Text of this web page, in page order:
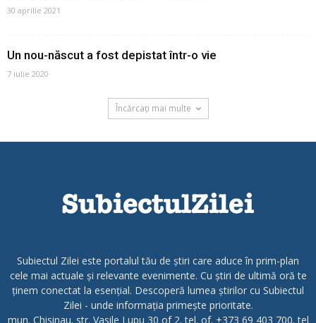
30 aprilie 2021
Un nou-născut a fost depistat într-o vie
7 iulie 2020
Încărcați mai multe
Subiectul Zilei este portalul tău de știri care aduce în prim-plan
cele mai actuale și relevante evenimente. Cu știri de ultimă oră te
ținem conectat la esențial. Descoperă lumea știrilor cu Subiectul
Zilei - unde informația primește prioritate.
mun. Chisinau. str. Vasile Lupu 30 of 2. tel. of. +373 69 403 700. tel